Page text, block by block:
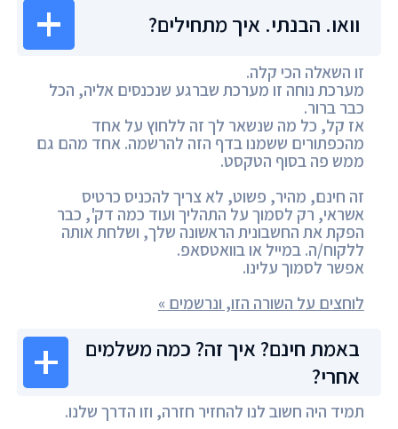
וואו. הבנתי. איך מתחילים?
זו השאלה הכי קלה.
מערכת נוחה זו מערכת שברגע שנכנסים אליה, הכל
כבר ברור.
אז קל, כל מה שנשאר לך זה ללחוץ על אחד
מהכפתורים ששמנו בדף הזה להרשמה. אחד מהם גם
ממש פה בסוף הטקסט.
זה חינם, מהיר, פשוט, לא צריך להכניס כרטיס
אשראי, רק לסמוך על התהליך ועוד כמה דק', כבר
הפקת את החשבונית הראשונה שלך, ושלחת אותה
ללקוח/ה. במייל או בוואטסאפ.
אפשר לסמוך עלינו.
לוחצים על השורה הזו, ונרשמים »
באמת חינם? איך זה? כמה משלמים
אחרי?
תמיד היה חשוב לנו להחזיר חזרה, וזו הדרך שלנו.